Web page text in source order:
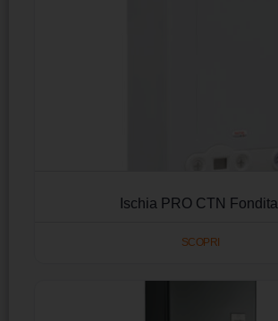
Ischia PRO CTN Fondital
SCOPRI